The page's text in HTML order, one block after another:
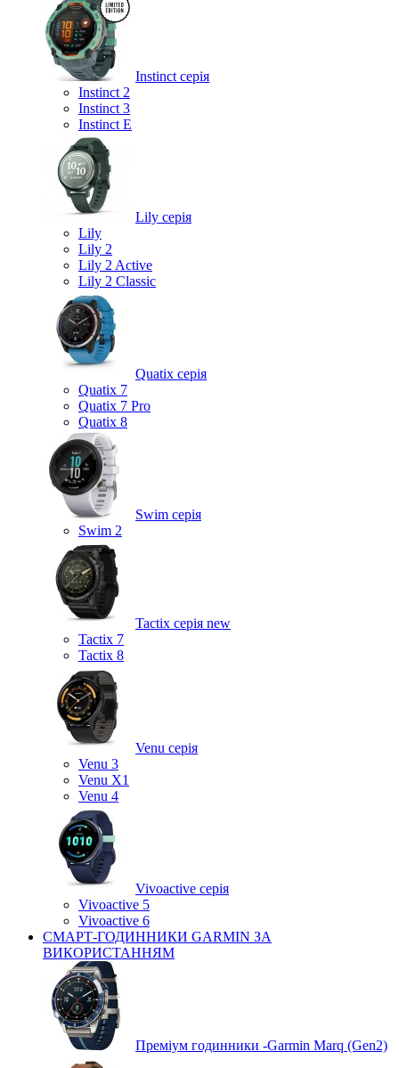
Instinct серія
Instinct 2
Instinct 3
Instinct E
Lily серія
Lily
Lily 2
Lily 2 Active
Lily 2 Classic
Quatix серія
Quatix 7
Quatix 7 Pro
Quatix 8
Swim серія
Swim 2
Tactix серія new
Tactix 7
Tactix 8
Venu серія
Venu 3
Venu X1
Venu 4
Vivoactive серія
Vivoactive 5
Vivoactive 6
СМАРТ-ГОДИННИКИ GARMIN ЗА
ВИКОРИСТАННЯМ
Преміум годинники -Garmin Marq (Gen2)